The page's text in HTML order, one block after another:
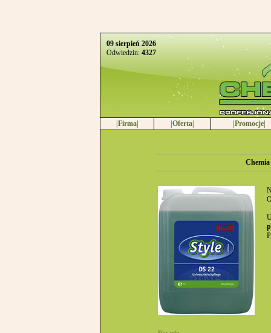
09 sierpień 2026
Odwiedzin:4327
|Firma| |Oferta| |Promocje|